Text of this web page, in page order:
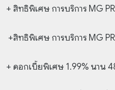
+ สิทธิพิเศษ การบริการ MG
+สิทธิพิเศษ การบริการ MG
+ ดอกเบี้ยพิเศษ 1.99% นาน